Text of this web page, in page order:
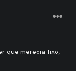
que merecia fixo,